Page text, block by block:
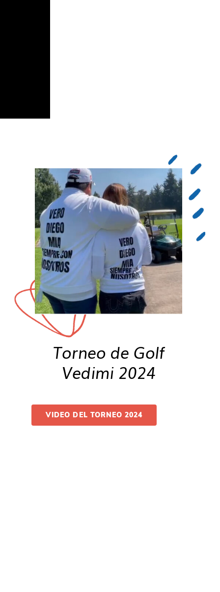
Torneo de Golf
Vedimi 2024
VIDEO DEL TORNEO 2024